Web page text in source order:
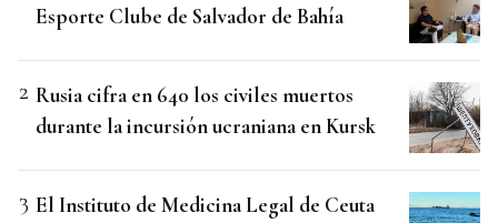
Esporte Clube de Salvador de Bahía
Rusia cifra en 640 los civiles muertos
durante la incursión ucraniana en Kursk
El Instituto de Medicina Legal de Ceuta